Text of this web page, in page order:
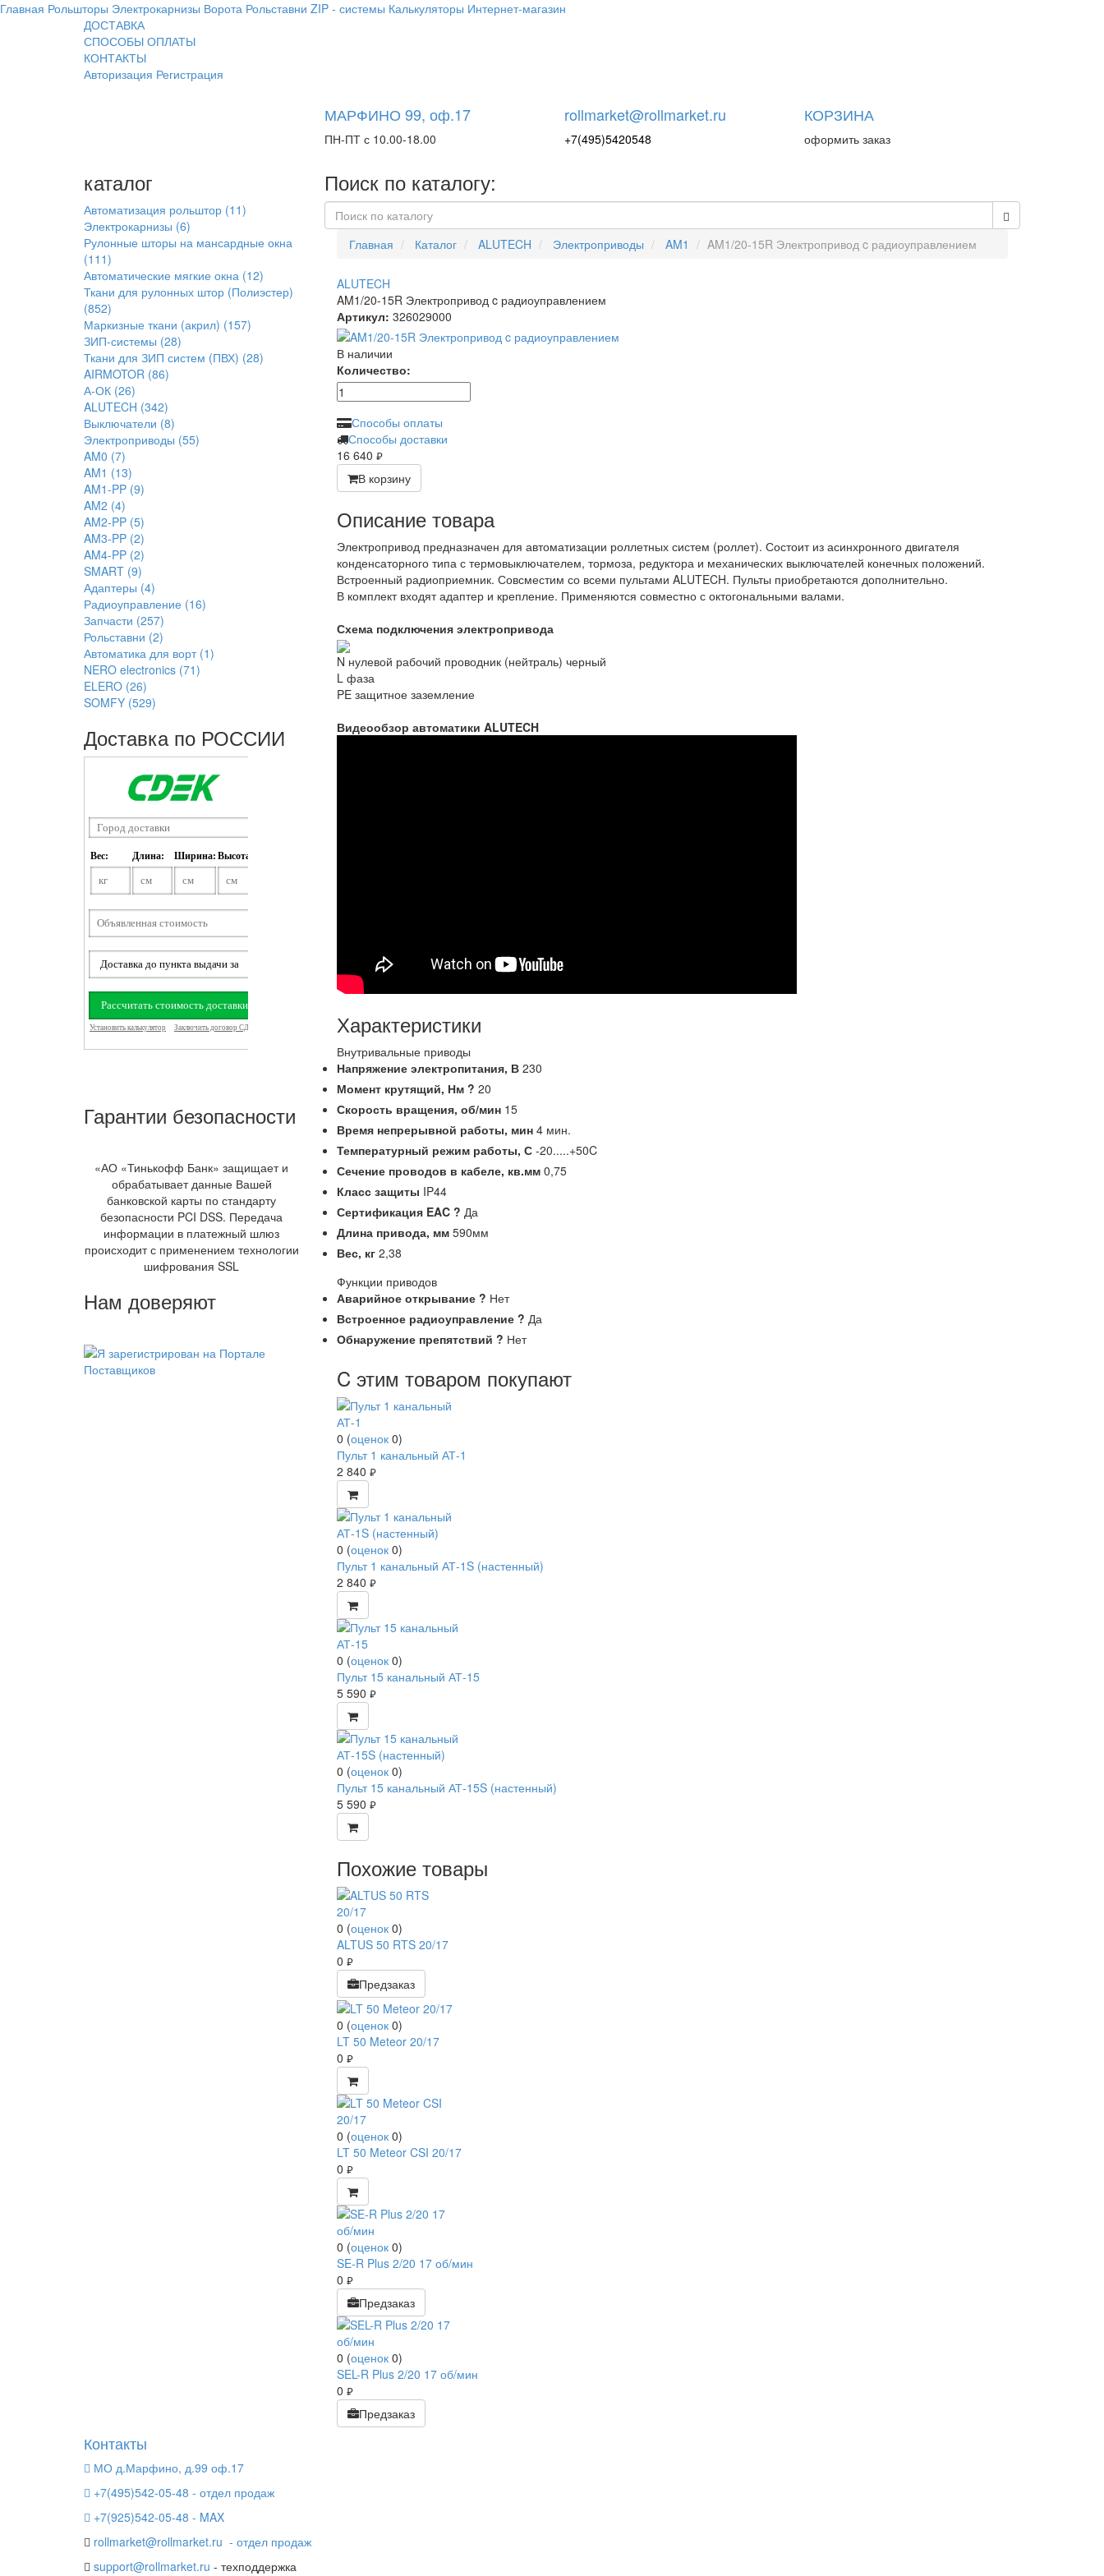
Главная Рольшторы Электрокарнизы Ворота Рольставни ZIP - системы Калькуляторы Интернет-магазин
ДОСТАВКА
СПОСОБЫ ОПЛАТЫ
КОНТАКТЫ
Авторизация Регистрация
МАРФИНО 99, оф.17
ПН-ПТ с 10.00-18.00
rollmarket@rollmarket.ru
+7(495)5420548
КОРЗИНА
оформить заказ
каталог
Автоматизация рольштор (11)
Электрокарнизы (6)
Рулонные шторы на мансардные окна
(111)
Автоматические мягкие окна (12)
Ткани для рулонных штор (Полиэстер)
(852)
Маркизные ткани (акрил) (157)
ЗИП-системы (28)
Ткани для ЗИП систем (ПВХ) (28)
AIRMOTOR (86)
А-ОК (26)
ALUTECH (342)
Выключатели (8)
Электроприводы (55)
AM0 (7)
AM1 (13)
AM1-PP (9)
AM2 (4)
AM2-PP (5)
AM3-PP (2)
AM4-PP (2)
SMART (9)
Адаптеры (4)
Радиоуправление (16)
Запчасти (257)
Рольставни (2)
Автоматика для ворт (1)
NERO electronics (71)
ELERO (26)
SOMFY (529)
Доставка по РОССИИ
Гарантии безопасности
«АО «Тинькофф Банк» защищает и
обрабатывает данные Вашей
банковской карты по стандарту
безопасности PCI DSS. Передача
информации в платежный шлюз
происходит с применением технологии
шифрования SSL
Нам доверяют
Поиск по каталогу:
Главная Каталог ALUTECH Электроприводы AM1 AM1/20-15R Электропривод c радиоуправлением
ALUTECH
AM1/20-15R Электропривод c радиоуправлением
Артикул: 326029000
В наличии
Количество:
Способы оплаты
Способы доставки
16 640 руб.
В корзину
Описание товара
Электропривод предназначен для автоматизации роллетных систем (роллет). Состоит из асинхронного двигателя
конденсаторного типа с термовыключателем, тормоза, редуктора и механических выключателей конечных положений.
Встроенный радиоприемник. Совсместим со всеми пультами ALUTECH. Пульты приобретаются дополнительно.
В комплект входят адаптер и крепление. Применяются совместно с октогональными валами.
Схема подключения электропривода
N нулевой рабочий проводник (нейтраль) черный
L фаза
PE защитное заземление
Видеообзор автоматики ALUTECH
Характеристики
Внутривальные приводы
Напряжение электропитания, В 230
Момент крутящий, Нм ? 20
Скорость вращения, об/мин 15
Время непрерывной работы, мин 4 мин.
Температурный режим работы, С -20.....+50C
Сечение проводов в кабеле, кв.мм 0,75
Класс защиты IP44
Сертификация EAC ? Да
Длина привода, мм 590мм
Вес, кг 2,38
Функции приводов
Аварийное открывание ? Нет
Встроенное радиоуправление ? Да
Обнаружение препятствий ? Нет
C этим товаром покупают
0 (оценок 0)
Пульт 1 канальный АТ-1
2 840 руб.
0 (оценок 0)
Пульт 1 канальный АТ-1S (настенный)
2 840 руб.
0 (оценок 0)
Пульт 15 канальный АТ-15
5 590 руб.
0 (оценок 0)
Пульт 15 канальный АТ-15S (настенный)
5 590 руб.
Похожие товары
0 (оценок 0)
ALTUS 50 RTS 20/17
0 руб.
Предзаказ
0 (оценок 0)
LT 50 Meteor 20/17
0 руб.
0 (оценок 0)
LT 50 Meteor CSI 20/17
0 руб.
0 (оценок 0)
SE-R Plus 2/20 17 об/мин
0 руб.
Предзаказ
0 (оценок 0)
SEL-R Plus 2/20 17 об/мин
0 руб.
Предзаказ
Контакты
МО д.Марфино, д.99 оф.17
+7(495)542-05-48 - отдел продаж
+7(925)542-05-48 - MAX
rollmarket@rollmarket.ru - отдел продаж
support@rollmarket.ru - техподдержка